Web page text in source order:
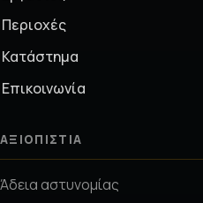
Περιοχές
Κατάστημα
Επικοινωνία
ΑΞΙΟΠΙΣΤΊΑ
Άδεια αστυνομίας